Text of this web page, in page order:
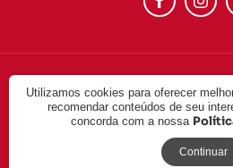
© 2022 - DUAS CABEÇAS LTDA.
os direitos
Utilizamos cookies para oferecer
recomendar conteúdos de seu
concorda com a nossa
Continuar